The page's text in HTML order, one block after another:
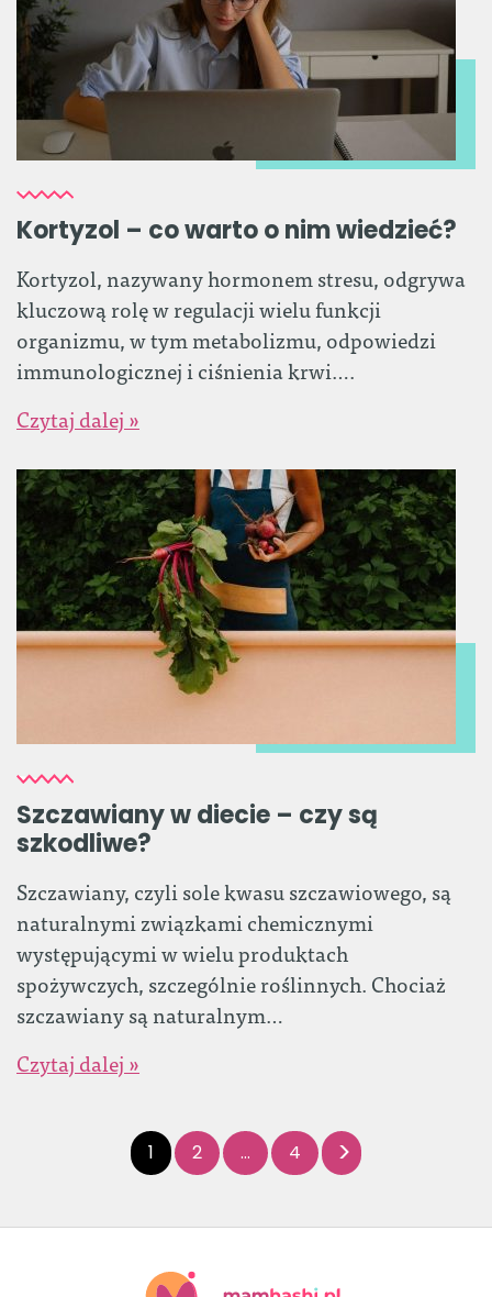
Kortyzol – co warto o nim wiedzieć?
Kortyzol, nazywany hormonem stresu, odgrywa
kluczową rolę w regulacji wielu funkcji
organizmu, w tym metabolizmu, odpowiedzi
immunologicznej i ciśnienia krwi….
Czytaj dalej »
Szczawiany w diecie – czy są
szkodliwe?
Szczawiany, czyli sole kwasu szczawiowego, są
naturalnymi związkami chemicznymi
występującymi w wielu produktach
spożywczych, szczególnie roślinnych. Chociaż
szczawiany są naturalnym…
Czytaj dalej »
1 2 … 4